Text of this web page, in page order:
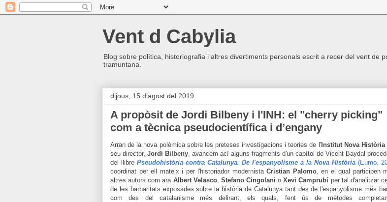
Vent d Cabylia
Blog sobre política, historiografia i altres divertiments personals escrit a recer del vent de
tramuntana.
dijous, 15 d’agost del 2019
A propòsit de Jordi Bilbeny i l'INH: el "cherry picking"
com a tècnica pseudocientífica i d’engany
Arran de la nova polèmica sobre les preteses investigacions i teories de l'Institut Nova Història
seu director, Jordi Bilbeny, avancem ací alguns fragments d'un capítol de Vicent Baydal
del llibre Pseudohistòria contra Catalunya. De l'espanyolisme a la Nova Història (Eumo,
coordinat per ell mateix i per l'historiador modernista Cristian Palomo, en el qual participen
altres autors com ara Albert Velasco, Stefano Cingolani oXevi Camprubí per tal d'analitzar
de les barbaritats exposades sobre la història de Catalunya tant des de l'espanyolisme més
com des del catalanisme més delirant, els quals, fent ús de mètodes